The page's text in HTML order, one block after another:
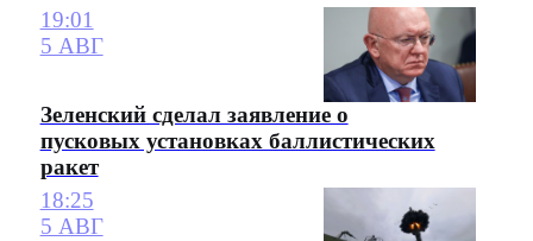
19:01
5 АВГ
Зеленский сделал заявление о
пусковых установках баллистических
ракет
18:25
5 АВГ